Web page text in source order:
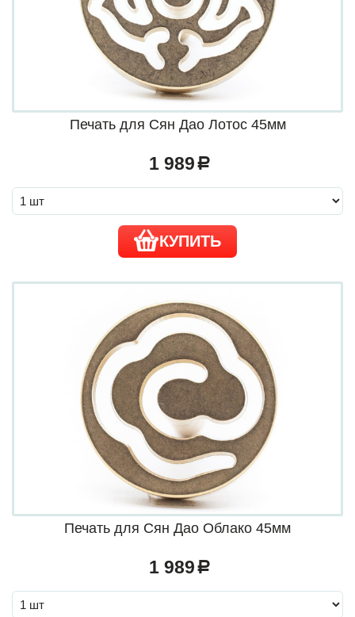
Печать для Сян Дао Лотос 45мм
1 989 a
КУПИТЬ
Печать для Сян Дао Облако 45мм
1 989 a